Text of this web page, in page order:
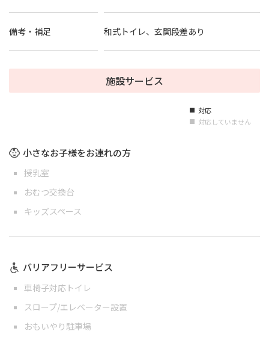
備考・補足 和式トイレ、玄関段差あり
施設サービス
■ 対応
■ 対応していません
小さなお子様をお連れの方
授乳室
おむつ交換台
キッズスペース
バリアフリーサービス
車椅子対応トイレ
スロープ/エレベーター設置
おもいやり駐車場